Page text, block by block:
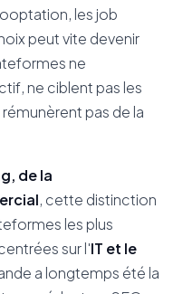
les job
peut vite devenir
ne
ne ciblent pas les
pas de la
de la
, cette distinction
les plus
sur l'IT et le
a longtemps été la